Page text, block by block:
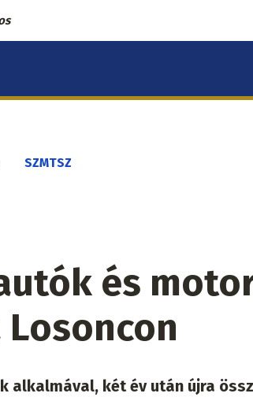
SZMTSZ
és
alkalmával, két év után újra